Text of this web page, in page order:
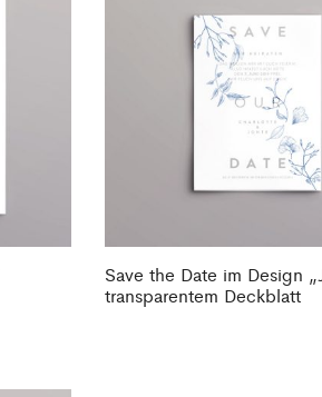
Save the Date im Design
transparentem Deckblatt